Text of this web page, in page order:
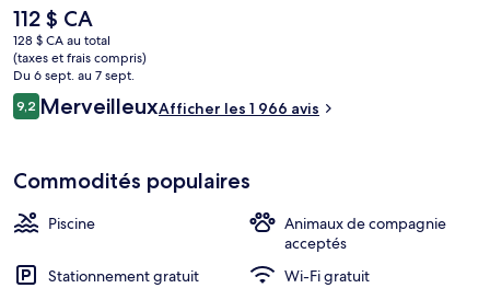
commodités dans les chambres, comme des canapés-lits et des
réfrigérateurs. Les autres voyageurs adorent la piscine et le
personnel serviable.
Le
prix
actuel
est
de 112 $ CA
112 $ CA
128 $ CA au total
(taxes et frais compris)
Du 6 sept. au 7 sept.
Avis
9,29,2 sur 10 –
MerveilleuxAfficher les 1 966 avis
Commodités populaires
Piscine
Animaux de compagnie
acceptés
Stationnement gratuit
Wi-Fi gratuit